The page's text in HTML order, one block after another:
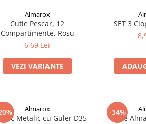
Almarox
Cutie Pescar, 12
Compartimente, Rosu
6,69 Lei
VEZI VARIANTE
SET 3
Almarox
Metalic cu Guler D35
-34%
Role